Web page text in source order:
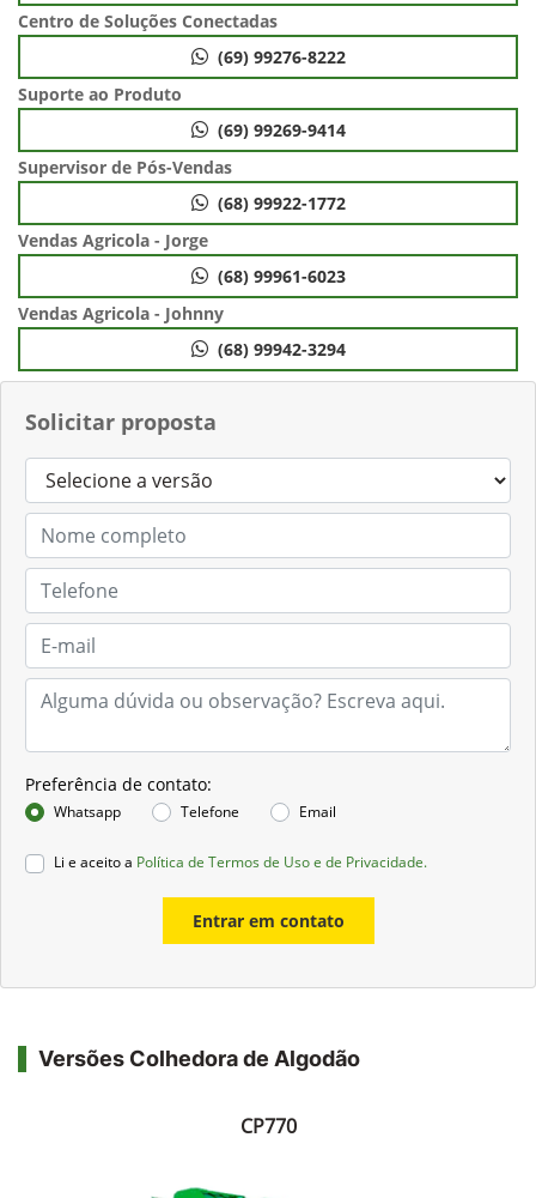
Solicitar proposta
Preferência de contato:
Whatsapp Telefone Email
Li e aceito a Política de Termos de Uso e de Privacidade.
Entrar em contato
Centro de Soluções Conectadas
(69) 99276-8222
Suporte ao Produto
(69) 99269-9414
Supervisor de Pós-Vendas
(68) 99922-1772
Vendas Agricola - Jorge
(68) 99961-6023
Vendas Agricola - Johnny
(68) 99942-3294
Versões Colhedora de Algodão
CP770